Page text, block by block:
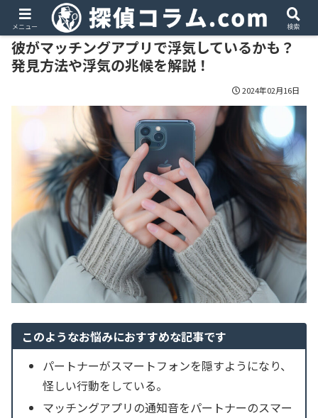
PR
彼がマッチングアプリで浮気しているかも？
発見方法や浮気の兆候を解説！
2024年02月16日
このようなお悩みにおすすめな記事です
パートナーがスマートフォンを隠すようになり、
怪しい行動をしている。
マッチングアプリの通知音をパートナーのスマー
メニュー 検索